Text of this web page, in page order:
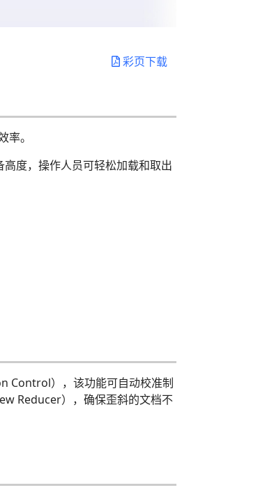
彩页下载
。
度，操作人员可轻松加载和取出
Control），该功能可自动校准制
Reducer），确保歪斜的文档不